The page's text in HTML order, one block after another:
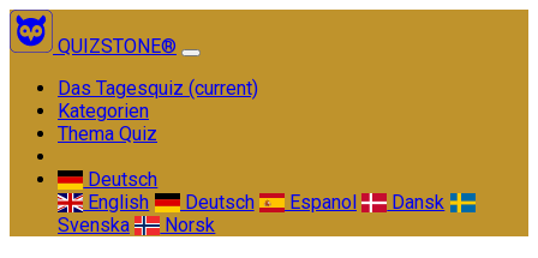
QUIZSTONE®
Das Tagesquiz (current)
Kategorien
Thema Quiz
Deutsch
English
Deutsch Espanol
Dansk
Svenska
Norsk